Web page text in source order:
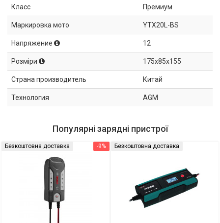
Класс Премиум
Маркировка мото YTX20L-BS
Напряжение 12
Розміри 175x85x155
Страна производитель Китай
Технология AGM
Популярні зарядні пристрої
-9%
Безкоштовна доставка Безкоштовна доставка